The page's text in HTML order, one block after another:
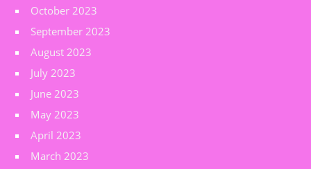
October 2023
September 2023
August 2023
July 2023
June 2023
May 2023
April 2023
March 2023